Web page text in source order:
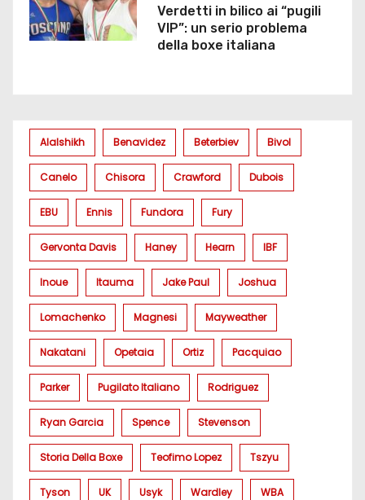
Verdetti in bilico ai “pugili
VIP”: un serio problema
della boxe italiana
Alalshikh Benavidez Beterbiev Bivol
Canelo Chisora Crawford Dubois
EBU Ennis Fundora Fury
Gervonta Davis Haney Hearn IBF
Inoue Itauma Jake Paul Joshua
Lomachenko Magnesi Mayweather
Nakatani Opetaia Ortiz Pacquiao
Parker Pugilato Italiano Rodriguez
Ryan Garcia Spence Stevenson
Storia Della Boxe Teofimo Lopez Tszyu
Tyson UK Usyk Wardley WBA